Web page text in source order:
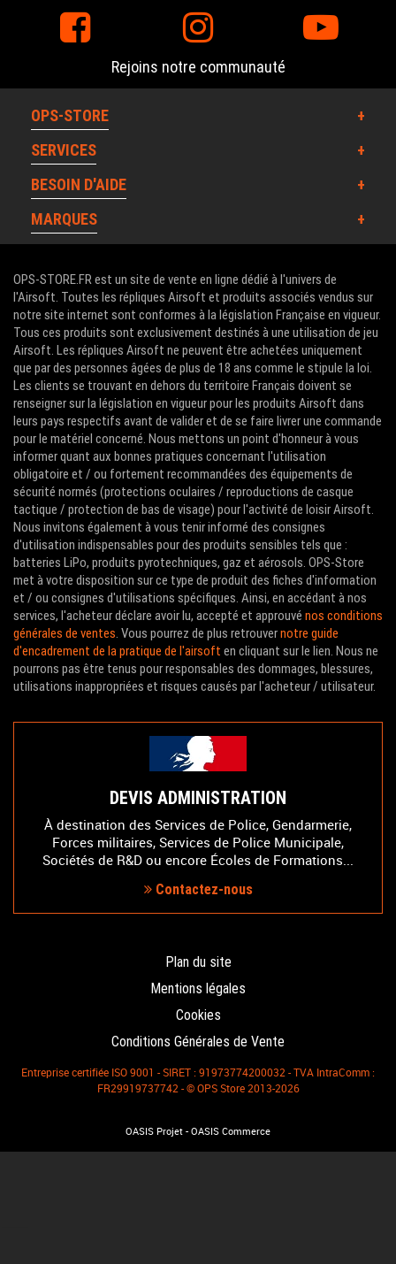
Rejoins notre communauté
OPS-STORE
SERVICES
BESOIN D'AIDE
MARQUES
OPS-STORE.FR est un site de vente en ligne dédié à l'univers de
l'Airsoft. Toutes les répliques Airsoft et produits associés vendus sur
notre site internet sont conformes à la législation Française en vigueur.
Tous ces produits sont exclusivement destinés à une utilisation de jeu
Airsoft. Les répliques Airsoft ne peuvent être achetées uniquement
que par des personnes âgées de plus de 18 ans comme le stipule la loi.
Les clients se trouvant en dehors du territoire Français doivent se
renseigner sur la législation en vigueur pour les produits Airsoft dans
leurs pays respectifs avant de valider et de se faire livrer une commande
pour le matériel concerné. Nous mettons un point d'honneur à vous
informer quant aux bonnes pratiques concernant l'utilisation
obligatoire et / ou fortement recommandées des équipements de
sécurité normés (protections oculaires / reproductions de casque
tactique / protection de bas de visage) pour l'activité de loisir Airsoft.
Nous invitons également à vous tenir informé des consignes
d'utilisation indispensables pour des produits sensibles tels que :
batteries LiPo, produits pyrotechniques, gaz et aérosols. OPS-Store
met à votre disposition sur ce type de produit des fiches d'information
et / ou consignes d'utilisations spécifiques. Ainsi, en accédant à nos
services, l'acheteur déclare avoir lu, accepté et approuvé nos conditions
générales de ventes. Vous pourrez de plus retrouvernotre guide
d'encadrement de la pratique de l'airsoft en cliquant sur le lien. Nous ne
pourrons pas être tenus pour responsables des dommages, blessures,
utilisations inappropriées et risques causés par l'acheteur / utilisateur.
DEVIS ADMINISTRATION
À destination des Services de Police, Gendarmerie,
Forces militaires, Services de Police Municipale,
Sociétés de R&D ou encore Écoles de Formations...
Contactez-nous
Plan du site
Mentions légales
Cookies
Conditions Générales de Vente
Entreprise certifiée ISO 9001 - SIRET : 91973774200032 - TVA IntraComm :
FR29919737742 - © OPS Store 2013-2026
OASIS Projet - OASIS Commerce